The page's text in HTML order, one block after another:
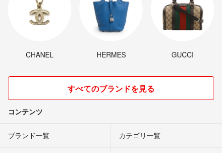
CHANEL HERMES GUCCI
すべてのブランドを見る
コンテンツ
ブランド一覧 カテゴリ一覧